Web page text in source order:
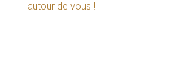
autour de vous !